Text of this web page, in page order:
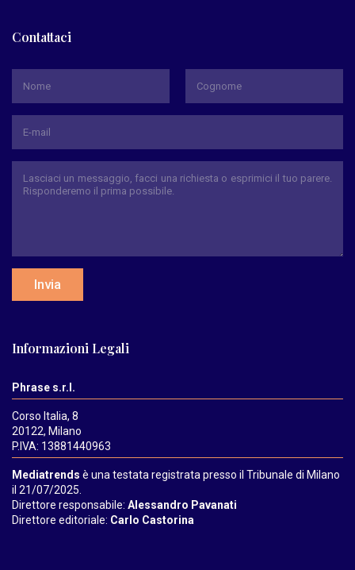
Contattaci
Invia
Informazioni Legali
Phrase s.r.l.
Corso Italia, 8
20122, Milano
P.IVA: 13881440963
Mediatrends è una testata registrata presso il Tribunale di Milano
il 21/07/2025.
Direttore responsabile: Alessandro Pavanati
Direttore editoriale: Carlo Castorina